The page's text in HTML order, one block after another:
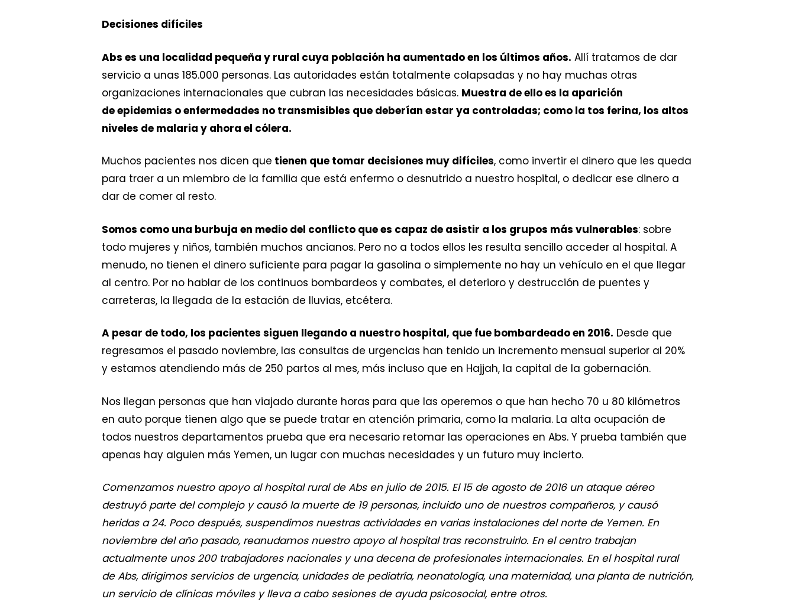
Decisiones difíciles
Abs es una localidad pequeña y rural cuya población ha aumentado en los últimos años. Allí tratamos de dar
servicio a unas 185.000 personas. Las autoridades están totalmente colapsadas y no hay muchas otras
organizaciones internacionales que cubran las necesidades básicas. Muestra de ello es la aparición
de epidemias o enfermedades no transmisibles que deberían estar ya controladas; como la tos ferina, los altos
niveles de malaria y ahora el cólera.
Muchos pacientes nos dicen que tienen que tomar decisiones muy difíciles, como invertir el dinero que les queda
para traer a un miembro de la familia que está enfermo o desnutrido a nuestro hospital, o dedicar ese dinero a
dar de comer al resto.
Somos como una burbuja en medio del conflicto que es capaz de asistir a los grupos más vulnerables: sobre
todo mujeres y niños, también muchos ancianos. Pero no a todos ellos les resulta sencillo acceder al hospital. A
menudo, no tienen el dinero suficiente para pagar la gasolina o simplemente no hay un vehículo en el que llegar
al centro. Por no hablar de los continuos bombardeos y combates, el deterioro y destrucción de puentes y
carreteras, la llegada de la estación de lluvias, etcétera.
A pesar de todo, los pacientes siguen llegando a nuestro hospital, que fue bombardeado en 2016. Desde que
regresamos el pasado noviembre, las consultas de urgencias han tenido un incremento mensual superior al 20%
y estamos atendiendo más de 250 partos al mes, más incluso que en Hajjah, la capital de la gobernación.
Nos llegan personas que han viajado durante horas para que las operemos o que han hecho 70 u 80 kilómetros
en auto porque tienen algo que se puede tratar en atención primaria, como la malaria. La alta ocupación de
todos nuestros departamentos prueba que era necesario retomar las operaciones en Abs. Y prueba también que
apenas hay alguien más Yemen, un lugar con muchas necesidades y un futuro muy incierto.
Comenzamos nuestro apoyo al hospital rural de Abs en julio de 2015. El 15 de agosto de 2016 un ataque aéreo
destruyó parte del complejo y causó la muerte de 19 personas, incluido uno de nuestros compañeros, y causó
heridas a 24. Poco después, suspendimos nuestras actividades en varias instalaciones del norte de Yemen. En
noviembre del año pasado, reanudamos nuestro apoyo al hospital tras reconstruirlo. En el centro trabajan
actualmente unos 200 trabajadores nacionales y una decena de profesionales internacionales. En el hospital rural
de Abs, dirigimos servicios de urgencia, unidades de pediatría, neonatología, una maternidad, una planta de nutrición,
un servicio de clínicas móviles y lleva a cabo sesiones de ayuda psicosocial, entre otros.